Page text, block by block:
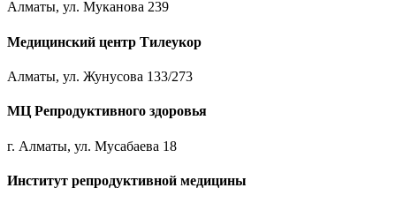
Алматы, ул. Муканова 239
Медицинский центр Тилеукор
Алматы, ул. Жунусова 133/273
МЦ Репродуктивного здоровья
г. Алматы, ул. Мусабаева 18
Институт репродуктивной медицины